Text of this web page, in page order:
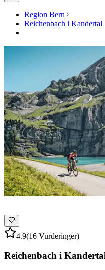
Region Bern
Reichenbach i Kandertal
4.9(16 Vurderinger)
Reichenbach i